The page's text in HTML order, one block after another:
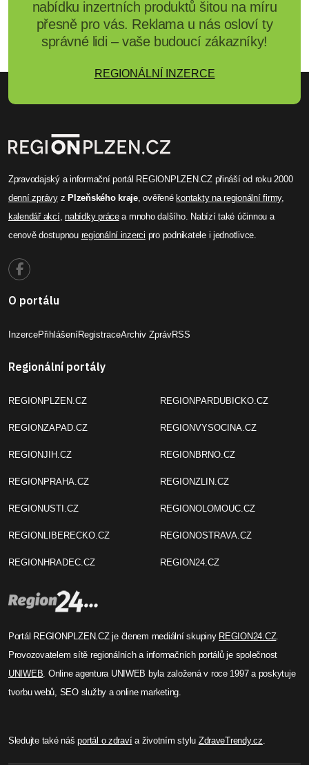
nabídku inzertních produktů šitou na míru
přesně pro vás. Reklama u nás osloví ty
správné lidi – vaše budoucí zákazníky!
REGIONÁLNÍ INZERCE
Zpravodajský a informační portál REGIONPLZEN.CZ přináší od roku 2000
denní zprávyz Plzeňského kraje, ověřené kontakty na regionální firmy,
kalendář akcí,nabídky prácea mnoho dalšího. Nabízí také účinnou a
cenově dostupnou regionální inzerci pro podnikatele i jednotlivce.
O portálu
InzercePřihlášeníRegistraceArchiv ZprávRSS
Regionální portály
REGIONPLZEN.CZ
REGIONZAPAD.CZ
REGIONJIH.CZ
REGIONPRAHA.CZ
REGIONUSTI.CZ
REGIONLIBERECKO.CZ
REGIONHRADEC.CZ
REGIONPARDUBICKO.CZ
REGIONVYSOCINA.CZ
REGIONBRNO.CZ
REGIONZLIN.CZ
REGIONOLOMOUC.CZ
REGIONOSTRAVA.CZ
REGION24.CZ
Portál REGIONPLZEN.CZ je členem mediální skupiny REGION24.CZ.
Provozovatelem sítě regionálních a informačních portálů je společnost
UNIWEB. Online agentura UNIWEB byla založená v roce 1997 a poskytuje
tvorbu webů, SEO služby a online marketing.
Sledujte také nášportál o zdravía životním stylu ZdraveTrendy.cz.